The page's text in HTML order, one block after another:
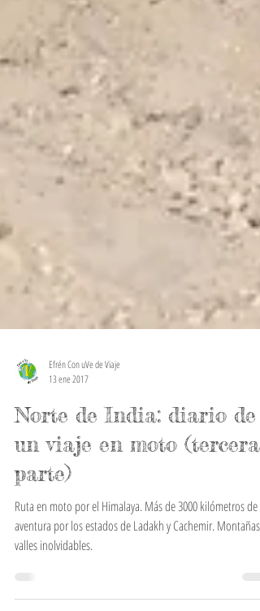
Efrén Con uVe de Viaje
13 ene 2017
Norte de India: diario de
un viaje en moto (tercera
parte)
aventura por los estados de Ladakh y Cachemir. Montañas y